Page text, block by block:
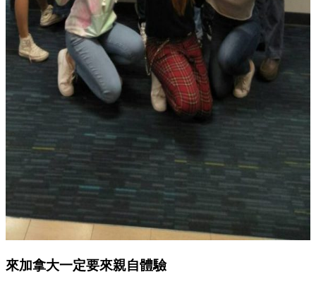
來加拿大一定要來親自體驗